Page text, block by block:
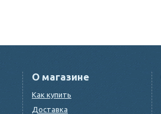
О магазине
Как купить
Доставка